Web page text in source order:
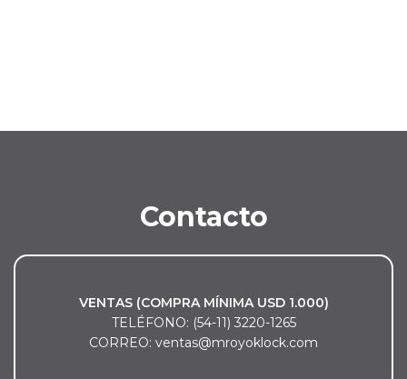
Contacto
VENTAS (COMPRA MÍNIMA USD 1.000)
TELÉFONO: (54-11) 3220-1265
CORREO: ventas@mroyoklock.com